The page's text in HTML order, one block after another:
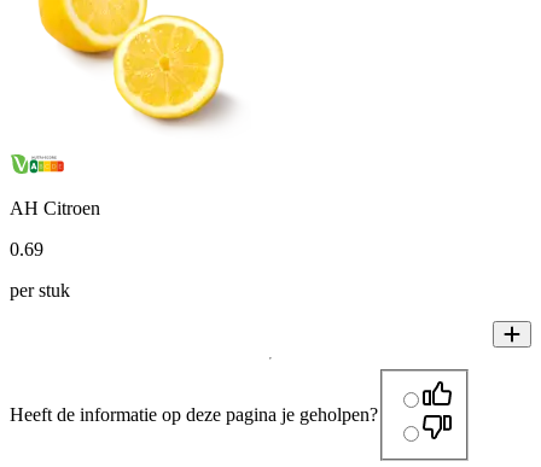
AH Citroen
0.69
per stuk
Heeft de informatie op deze pagina je geholpen?